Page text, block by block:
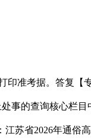
准考据。答复【
事的查询核心栏
苏省2026年通俗